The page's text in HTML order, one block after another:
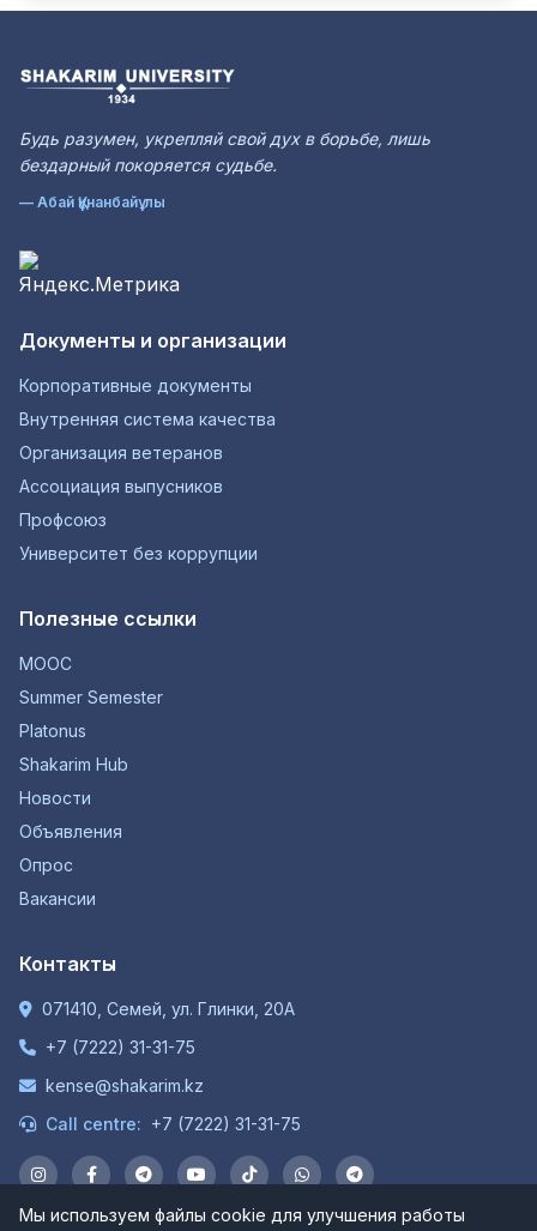
Будь разумен, укрепляй свой дух в борьбе, лишь
бездарный покоряется судьбе.
— Абай Құнанбайұлы
Документы и организации
Корпоративные документы
Внутренняя система качества
Организация ветеранов
Ассоциация выпусников
Профсоюз
Университет без коррупции
Полезные ссылки
MOOC
Summer Semester
Platonus
Shakarim Hub
Новости
Объявления
Опрос
Вакансии
Контакты
071410, Семей, ул. Глинки, 20А
+7 (7222) 31-31-75
kense@shakarim.kz
Call centre: +7 (7222) 31-31-75
Мы используем файлы cookie для улучшения работы